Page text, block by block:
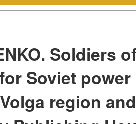
Soldiers
Soviet
region